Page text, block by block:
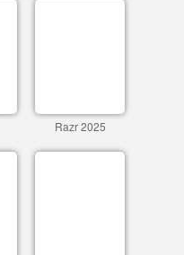
Razr 2025